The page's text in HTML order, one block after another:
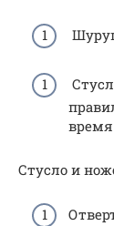
Стусло и